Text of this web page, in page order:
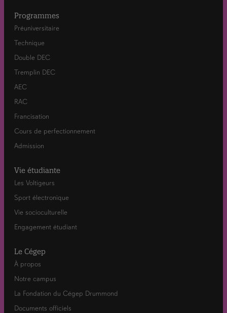
Programmes
Préuniversitaire
Technique
Double DEC
Tremplin DEC
AEC
RAC
Francisation
Cours de perfectionnement
Admission
Vie étudiante
Les Voltigeurs
Sport électronique
Vie socioculturelle
Engagement étudiant
Le Cégep
À propos
Notre campus
La Fondation du Cégep Drummond
Documents officiels